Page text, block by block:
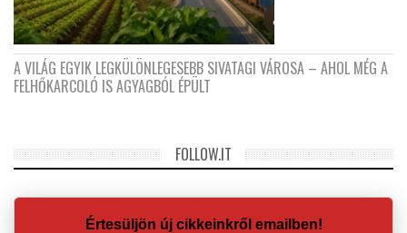
A VILÁG EGYIK LEGKÜLÖNLEGESEBB SIVATAGI VÁROSA – AHOL MÉG A
FELHŐKARCOLÓ IS AGYAGBÓL ÉPÜLT
FOLLOW.IT
Értesüljön új cikkeinkről emailben!